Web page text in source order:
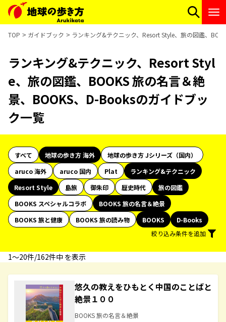
TOP ガイドブック ランキング&テクニック、Resort Style、旅の図鑑、
ランキング&テクニック、Resort Styl
e、旅の図鑑、BOOKS 旅の名言＆絶
景、BOOKS、D-Booksのガイドブッ
ク一覧
すべて 地球の歩き方 海外
地球の歩き方 Jシリーズ（国内）
aruco 海外
aruco 国内 Plat
ランキング&テクニック
Resort Style
島旅 御朱印 歴史時代
旅の図鑑
BOOKS スペシャルコラボ
BOOKS 旅の名言＆絶景
BOOKS 旅と健康
BOOKS 旅の読み物 BOOKS
D-Books
絞り込み条件を追加
1〜20件/162件中 を表示
悠久の教えをひもとく中国のことばと
絶景１００
BOOKS 旅の名言＆絶景